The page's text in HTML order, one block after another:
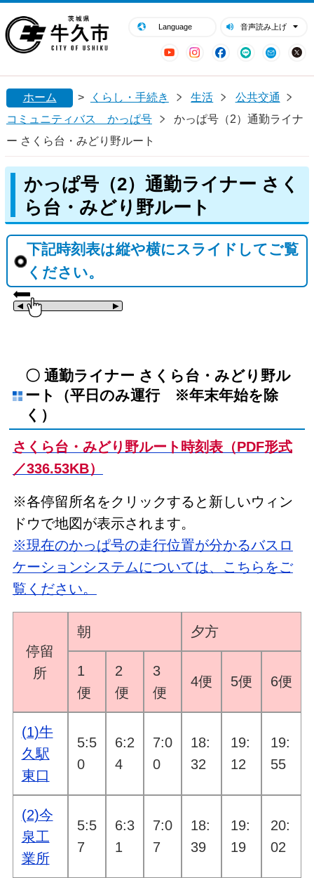
Language 音声読み上げ
YouTubeInstagram
Facebook
LINE Mail
閉じる
ホーム > くらし・手続き 生活
公共交通
コミュニティバス かっぱ号
かっぱ号（2）通勤ライナ
ー さくら台・みどり野ルート
かっぱ号（2）通勤ライナー さく
ら台・みどり野ルート
下記時刻表は縦や横にスライドしてご覧
ください。
〇 通勤ライナー さくら台・みどり野ル
ート（平日のみ運行 ※年末年始を除
く）
さくら台・みどり野ルート時刻表（PDF形式
／336.53KB）
※各停留所名をクリックすると新しいウィン
ドウで地図が表示されます。
※現在のかっぱ号の走行位置が分かるバスロ
ケーションシステムについては、こちらをご
覧ください。
停留
所
朝 夕方
1
便
2
便
3
便
4便 5便 6便
(1)牛
久駅
東口
5:5
0
6:2
4
7:0
0
18:
32
19:
12
19:
55
(2)今
泉工
業所
5:5
7
6:3
1
7:0
7
18:
39
19:
19
20:
02